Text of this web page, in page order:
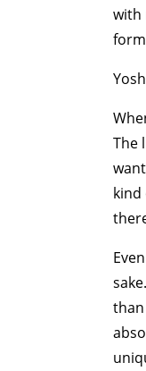
with
The
kind